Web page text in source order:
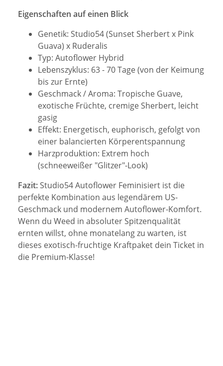
Eigenschaften auf einen Blick
Genetik: Studio54 (Sunset Sherbert x Pink
Guava) x Ruderalis
Typ: Autoflower Hybrid
Lebenszyklus: 63 - 70 Tage (von der Keimung
bis zur Ernte)
Geschmack / Aroma: Tropische Guave,
exotische Früchte, cremige Sherbert, leicht
gasig
Effekt: Energetisch, euphorisch, gefolgt von
einer balancierten Körperentspannung
Harzproduktion: Extrem hoch
(schneeweißer "Glitzer"-Look)
Fazit: Studio54 Autoflower Feminisiert ist die
perfekte Kombination aus legendärem US-
Geschmack und modernem Autoflower-Komfort.
Wenn du Weed in absoluter Spitzenqualität
ernten willst, ohne monatelang zu warten, ist
dieses exotisch-fruchtige Kraftpaket dein Ticket in
die Premium-Klasse!